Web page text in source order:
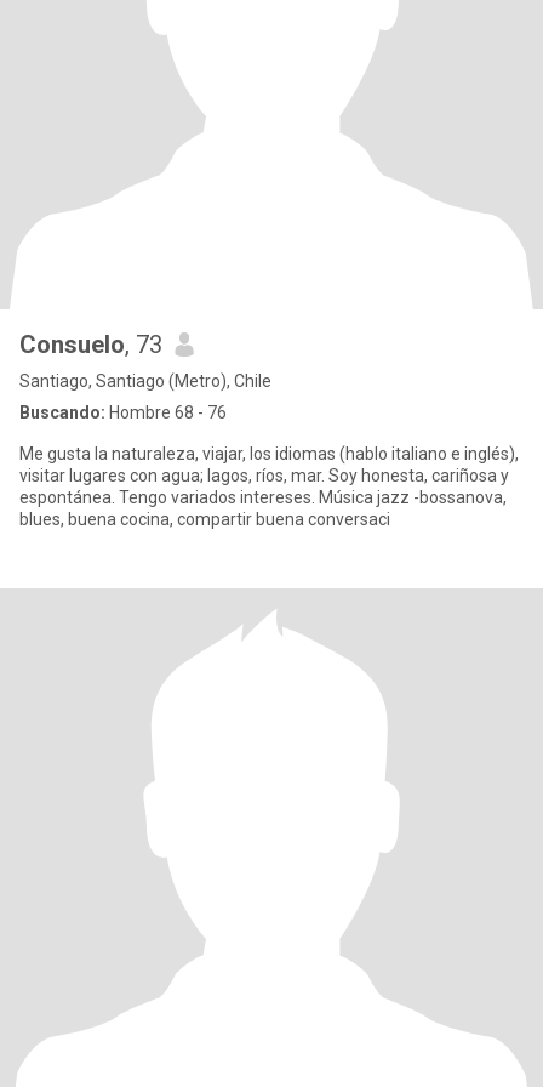
Consuelo, 73
Santiago, Santiago (Metro), Chile
Buscando: Hombre 68 - 76
Me gusta la naturaleza, viajar, los idiomas (hablo italiano e inglés),
visitar lugares con agua; lagos, ríos, mar. Soy honesta, cariñosa y
espontánea. Tengo variados intereses. Música jazz -bossanova,
blues, buena cocina, compartir buena conversaci